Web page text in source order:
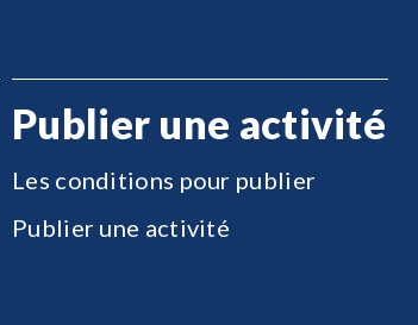
Publier une activité
Les conditions pour publier
Publier une activité